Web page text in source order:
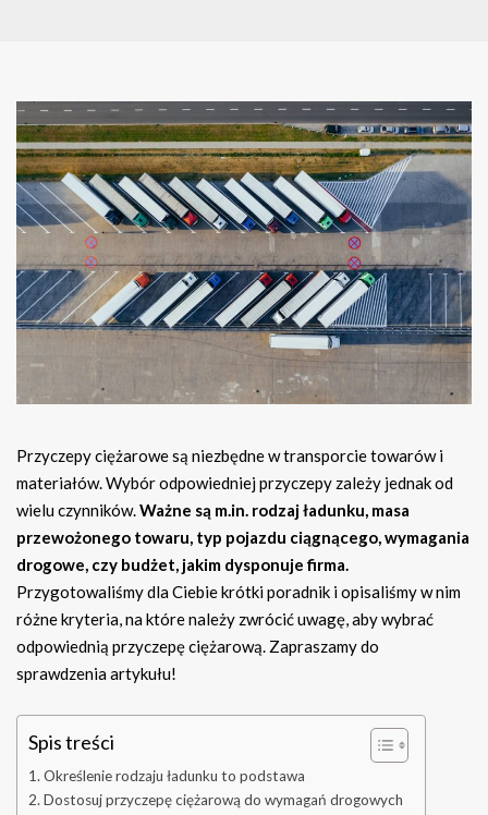
Przyczepy ciężarowe są niezbędne w transporcie towarów i
materiałów. Wybór odpowiedniej przyczepy zależy jednak od
wielu czynników.Ważne są m.in. rodzaj ładunku, masa
przewożonego towaru, typ pojazdu ciągnącego, wymagania
drogowe, czy budżet, jakim dysponuje firma.
Przygotowaliśmy dla Ciebie krótki poradnik i opisaliśmy w nim
różne kryteria, na które należy zwrócić uwagę, aby wybrać
odpowiednią przyczepę ciężarową. Zapraszamy do
sprawdzenia artykułu!
Spis treści
Określenie rodzaju ładunku to podstawa
Dostosuj przyczepę ciężarową do wymagań drogowych